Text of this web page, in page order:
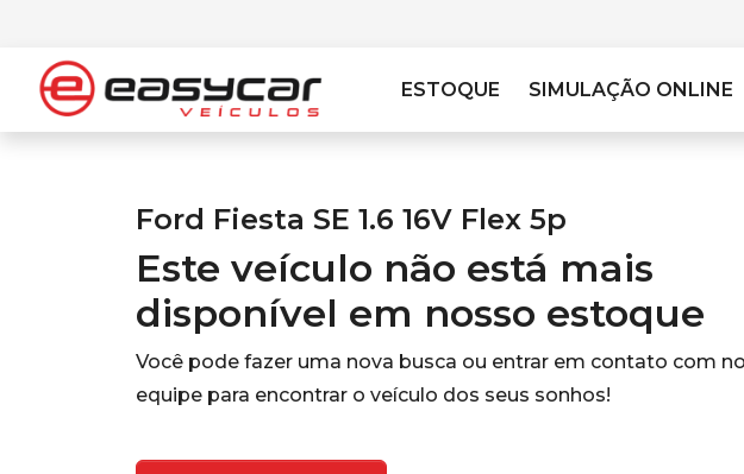
ESTOQUE SIMULAÇÃO ONLINE
Ford Fiesta SE 1.6 16V Flex 5p
Este veículo não está mais
disponível em nosso estoque
Você pode fazer uma nova busca ou entrar em contato com
equipe para encontrar o veículo dos seus sonhos!